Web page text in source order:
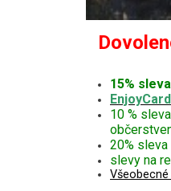
15%
EnjoyCard
10 %
20%
slevy na